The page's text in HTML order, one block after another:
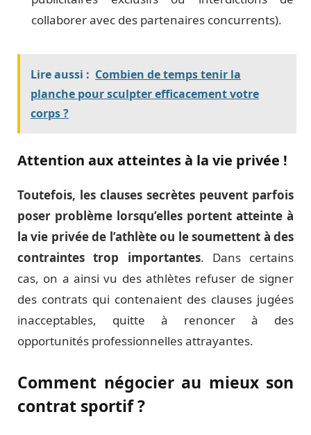
collaborer avec des partenaires concurrents).
Lire aussi : Combien de temps tenir la
planche pour sculpter efficacement votre
corps ?
Attention aux atteintes à la vie privée !
Toutefois, les clauses secrètes peuvent parfois
poser problème lorsqu’elles portent atteinte à
la vie privée de l’athlète ou le soumettent à des
contraintes trop importantes. Dans certains
cas, on a ainsi vu des athlètes refuser de signer
des contrats qui contenaient des clauses jugées
inacceptables, quitte à renoncer à des
opportunités professionnelles attrayantes.
Comment négocier au mieux son
contrat sportif ?